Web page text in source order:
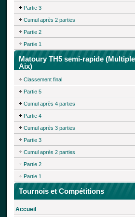
Partie 3
Cumul après 2 parties
Partie 2
Partie 1
Matoury TH5 semi-rapide
Aix)
Classement final
Partie 5
Cumul après 4 parties
Partie 4
Cumul après 3 parties
Partie 3
Cumul après 2 parties
Partie 2
Partie 1
Tournois et Compétitions
Accueil